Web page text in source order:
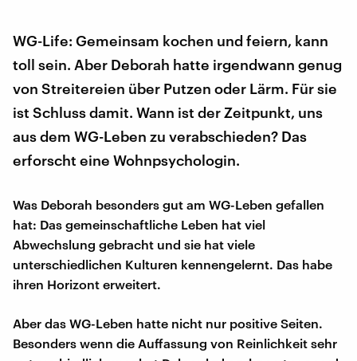
WG-Life: Gemeinsam kochen und feiern, kann
toll sein. Aber Deborah hatte irgendwann genug
von Streitereien über Putzen oder Lärm. Für sie
ist Schluss damit. Wann ist der Zeitpunkt, uns
aus dem WG-Leben zu verabschieden? Das
erforscht eine Wohnpsychologin.
Was Deborah besonders gut am WG-Leben gefallen
hat: Das gemeinschaftliche Leben hat viel
Abwechslung gebracht und sie hat viele
unterschiedlichen Kulturen kennengelernt. Das habe
ihren Horizont erweitert.
Aber das WG-Leben hatte nicht nur positive Seiten.
Besonders wenn die Auffassung von Reinlichkeit sehr